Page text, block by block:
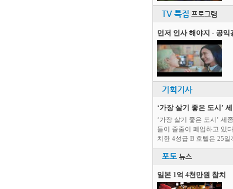
TV 특집 프로그램
먼저 인사 해야지 - 공익
기획기사
‘가장 살기 좋은 도시’
‘가장 살기 좋은 도시’ 세
들이 줄줄이 폐업하고 있
치한 4성급 B 호텔은 25일
포토 뉴스
일본 1억 4천만원 참치